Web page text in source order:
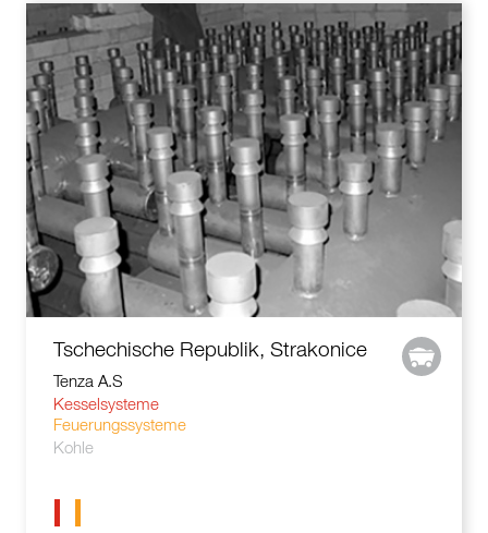
Tschechische Republik, Strakonice
Tenza A.S
Kesselsysteme
Feuerungssysteme
Kohle